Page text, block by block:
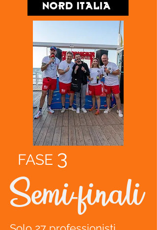
NORD ITALIA
FASE 3
Semi-finali